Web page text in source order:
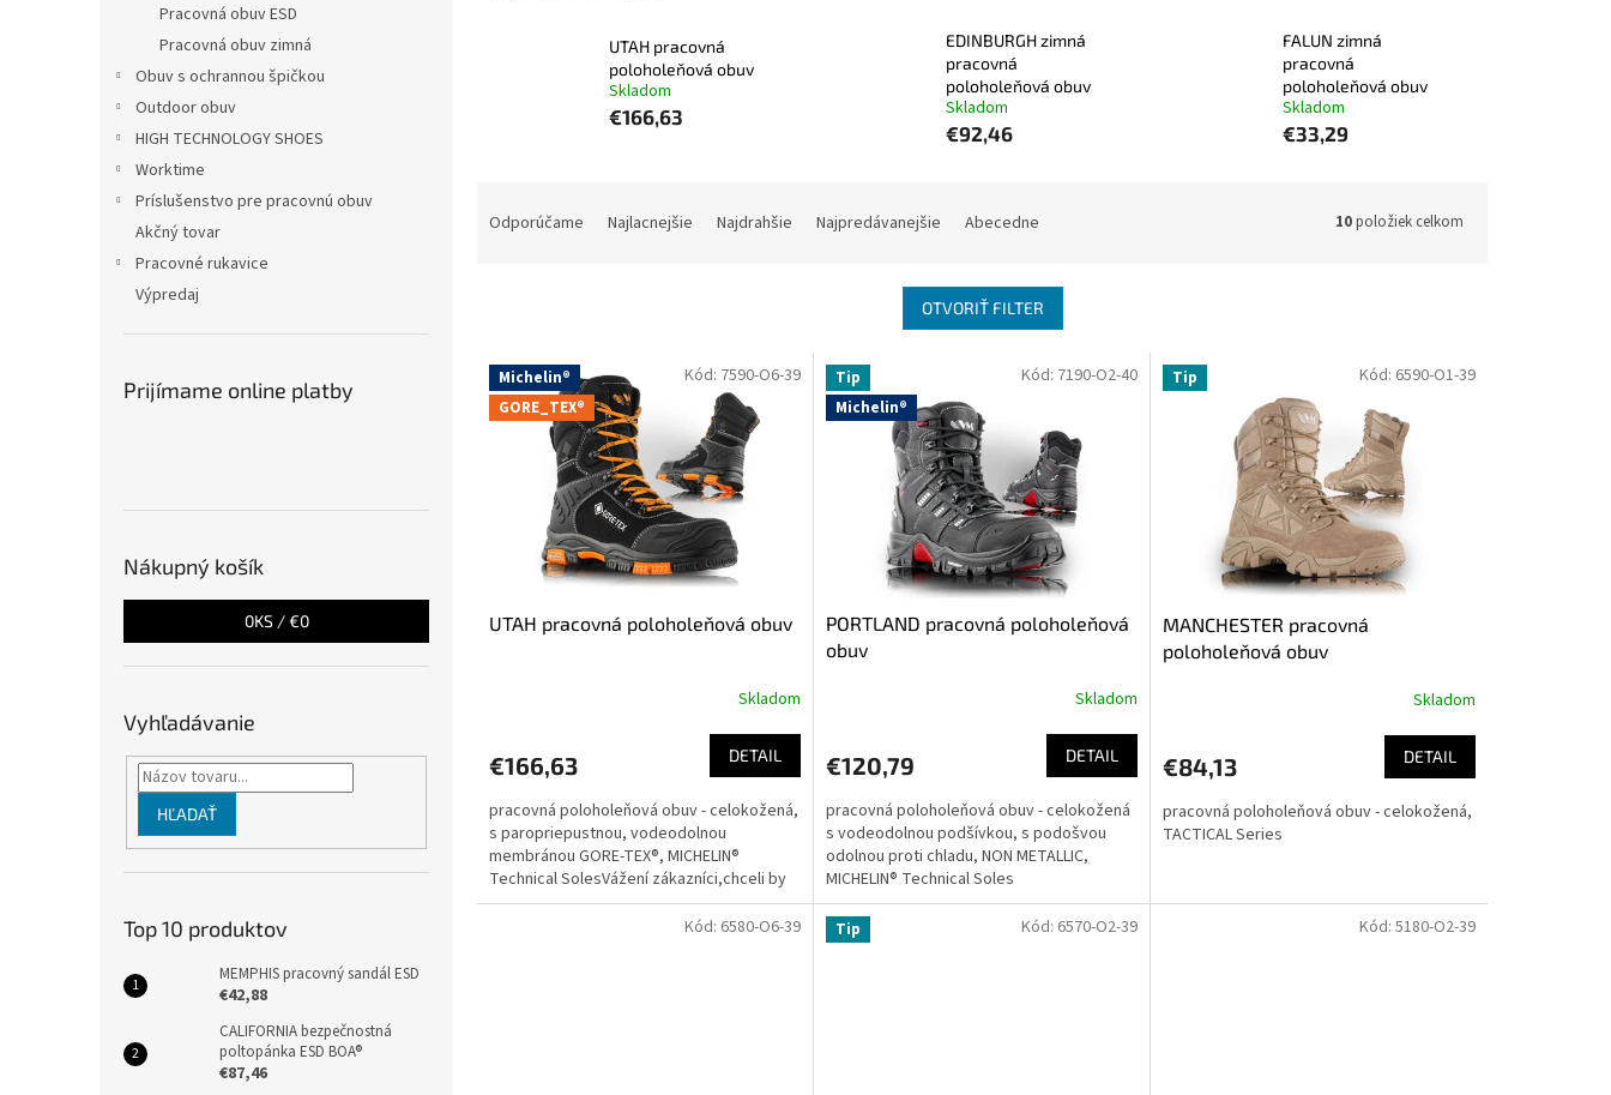
Pracovná obuv ESD
Pracovná obuv zimná
Obuv s ochrannou špičkou
Outdoor obuv
HIGH TECHNOLOGY SHOES
Worktime
Príslušenstvo pre pracovnú obuv
Akčný tovar
Pracovné rukavice
Výpredaj
Prijímame online platby
Nákupný košík
0KS /€0
Vyhľadávanie
HĽADAŤ
Top 10 produktov
MEMPHIS pracovný sandál ESD
€42,88
CALIFORNIA bezpečnostná
poltopánka ESD BOA®
€87,46
UTAH pracovná
poloholeňová obuv
Skladom
€166,63
EDINBURGH zimná
pracovná
poloholeňová obuv
Skladom
€92,46
FALUN zimná
pracovná
poloholeňová obuv
Skladom
€33,29
Odporúčame Najlacnejšie Najdrahšie Najpredávanejšie Abecedne 10položiek celkom
OTVORIŤ FILTER
V
p
Michelin®
GORE_TEX®
UTAH pracovná poloholeňová obuv
Skladom
€166,63 DETAIL
pracovná poloholeňová obuv - celokožená,
s paropriepustnou, vodeodolnou
membránou GORE-TEX®, MICHELIN®
Technical SolesVážení zákazníci,chceli by
sme vás informovať, že obuv s...
Kód: 7590-O6-39
Tip
Michelin®
PORTLAND pracovná poloholeňová
obuv
je
z
5
hviezdičiek.
Skladom
€120,79 DETAIL
pracovná poloholeňová obuv - celokožená
s vodeodolnou podšívkou, s podošvou
odolnou proti chladu, NON METALLIC,
MICHELIN® Technical Soles
Kód: 7190-O2-40 Tip
MANCHESTER pracovná
poloholeňová obuv
je
z
5
Skladom
€84,13 DETAIL
pracovná poloholeňová obuv - celokožená,
TACTICAL Series
Kód: 6590-O1-39
Kód: 6580-O6-39 Tip Kód: 6570-O2-39 Kód: 5180-O2-39